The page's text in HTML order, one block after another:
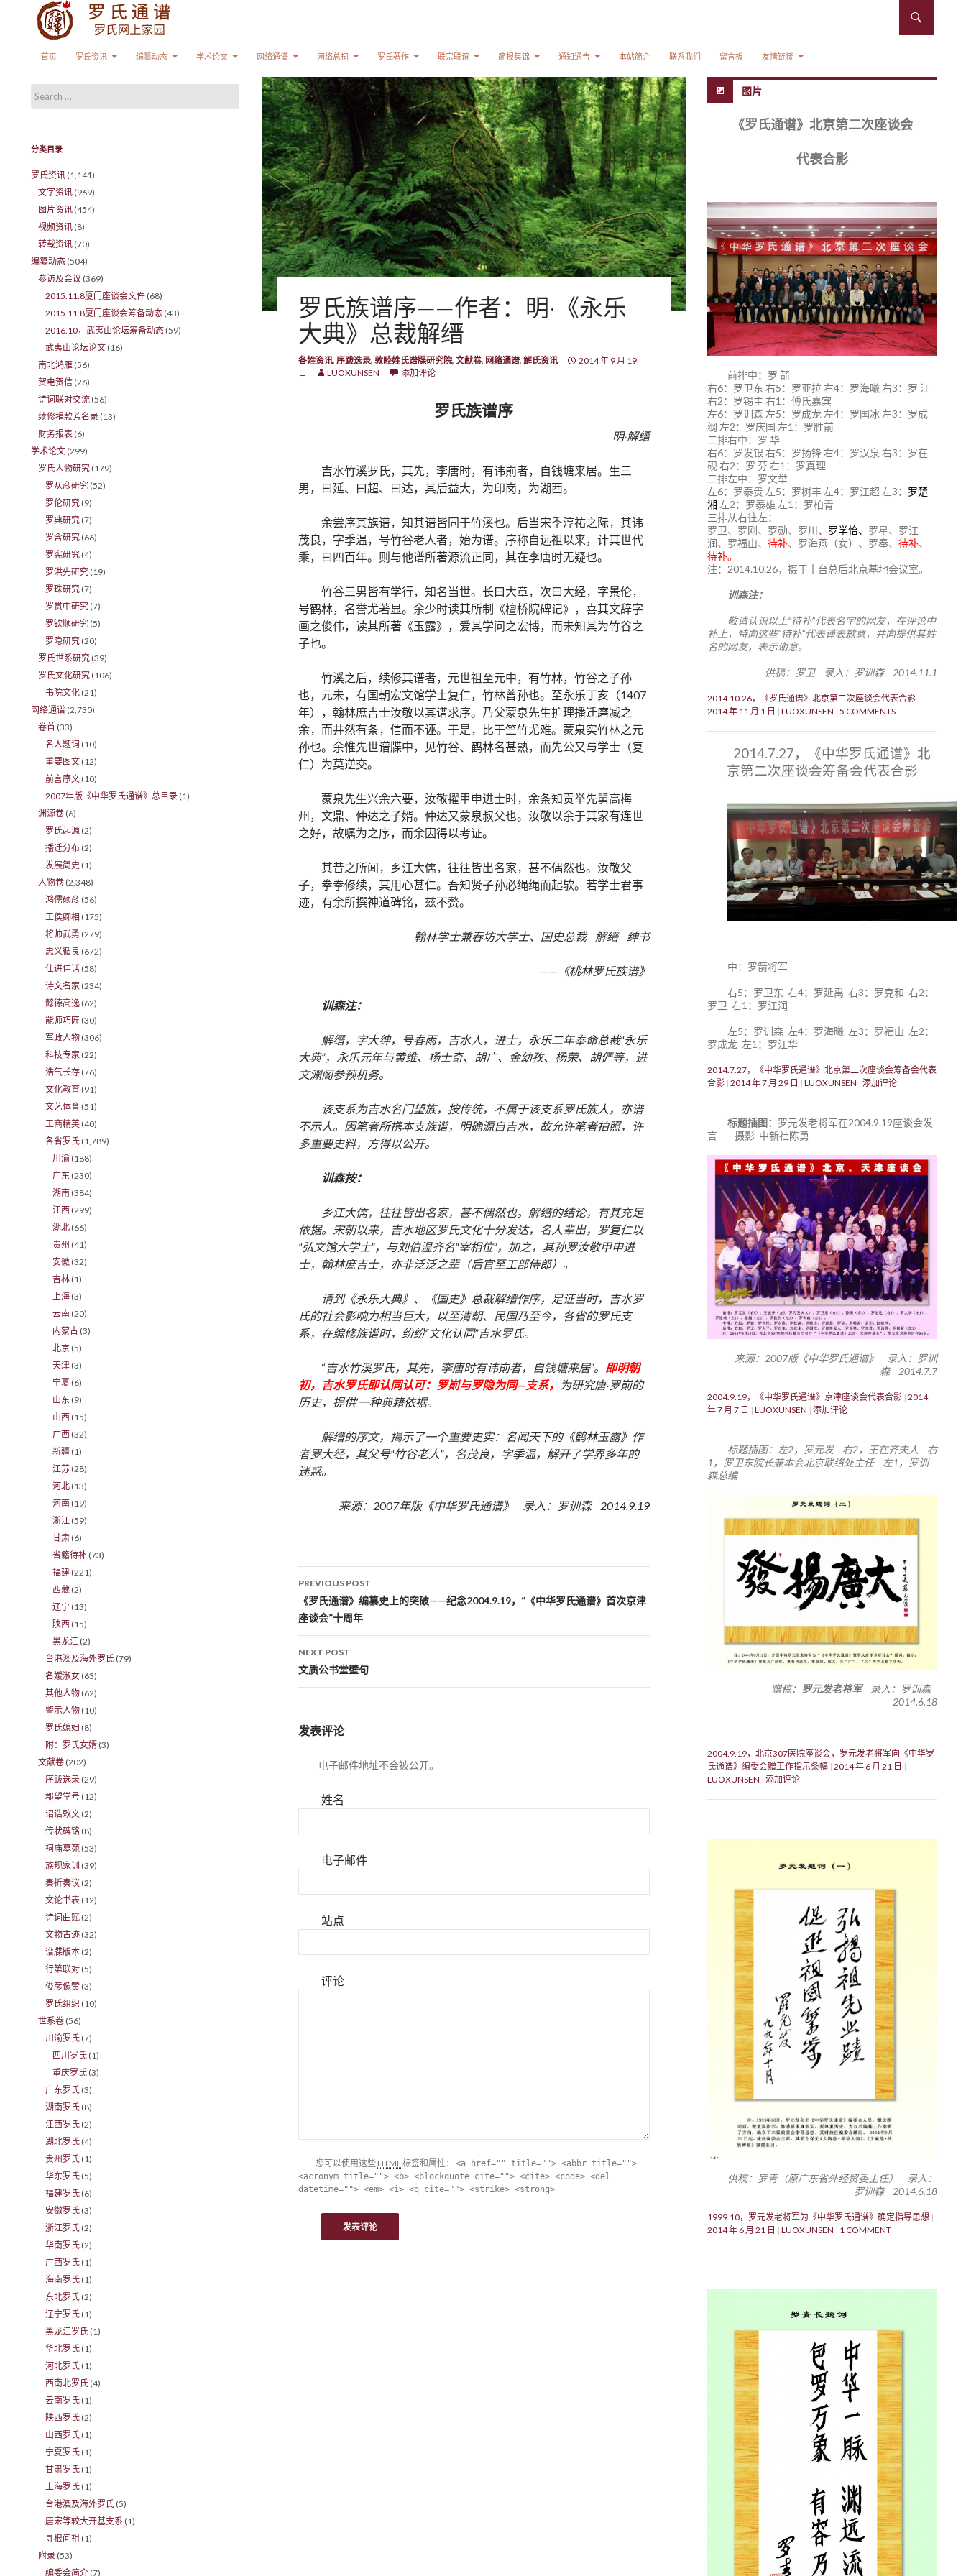
首页
罗氏资讯 编纂动态 学术论文 网络通谱 网络总祠 罗氏著作 联宗联谊 简报集锦 通知通告 本站简介 联系我们 留言板 友情链接
罗氏族谱序——作者：明·《永乐
大典》总裁解缙
各姓资讯, 序跋选录, 敦睦姓氏谱牒研究院, 文献卷, 网络通谱, 解氏资讯
2014 年 9 月 19
日
LUOXUNSEN 添加评论
罗氏族谱序
明·解缙
吉水竹溪罗氏，其先，李唐时，有讳崱者，自钱塘来居。生三
男，曰延、曰超、曰达，其后益大，为印岗，为湖西。
余尝序其族谱，知其谱皆同于竹溪也。后当宋季淳祐之际，其讳
茂良，字季温，号竹谷老人者，始为谱。序称自远祖以来，计其世代
乘，曰四百年。则与他谱所著源流正同，其在李唐时无疑也。
竹谷三男皆有学行，知名当世。长曰大章，次曰大经，字景伦，
号鹤林，名誉尤著显。余少时读其所制《檀桥院碑记》，喜其文辞字
画之俊伟，读其所著《玉露》，爱其学问之宏博，而未知其为竹谷之
子也。
竹溪之后，续修其谱者，元世祖至元中，有竹林，竹谷之子孙
也，元未，有国朝宏文馆学士复仁，竹林曾孙也。至永乐丁亥（1407
年），翰林庶吉士汝敬以其谱求序。乃父蒙泉先生扩理播迁磨减之
余，而井然有条，信而不诬。于是，比于竺竹尤难。蒙泉实竹林之元
孙也。余惟先世谱牒中，见竹谷、鹤林名甚熟，而先公又与学士（复
仁）为莫逆交。
蒙泉先生兴余六要，汝敬擢甲申进士时，余条知贡举先舅高梅
州，文鼎、仲达之子婿。仲达又蒙泉叔父也。汝敬以余于其家有连世
之好，故嘱为之序，而余因得以考证。
其昔之所闻，乡江大儒，往往皆出名家，甚不偶然也。汝敬父
子，拳拳修续，其用心甚仁。吾知贤子孙必绳绳而起欤。若学士君事
迹，有余所撰神道碑铭，兹不赘。
翰林学士兼春坊大学士、国史总裁 解缙 绅书
——《桃林罗氏族谱》
训森注：
解缙，字大绅，号春雨，吉水人，进士，永乐二年奉命总裁“永乐
大典”，永乐元年与黄维、杨士奇、胡广、金幼孜、杨荣、胡俨等，进
文渊阁参预机务。
该支系为吉水名门望族，按传统，不属于该支系罗氏族人，亦谱
不示人。因笔者所携本支族谱，明确源自吉水，故允许笔者拍照，许
多重要史料，方得以公开。
训森按：
乡江大儒，往往皆出名家，甚不偶然也。解缙的结论，有其充足
依据。宋朝以来，吉水地区罗氏文化十分发达，名人辈出，罗复仁以
“弘文馆大学士”，与刘伯温齐名“宰相位”，加之，其孙罗汝敬甲申进
士，翰林庶吉士，亦非泛泛之辈（后官至工部侍郎）。
请到《永乐大典》、《国史》总裁解缙作序，足证当时，吉水罗
氏的社会影响力相当巨大，以至清朝、民国乃至今，各省的罗氏支
系，在编修族谱时，纷纷“文化认同”吉水罗氏。
“吉水竹溪罗氏，其先，李唐时有讳崱者，自钱塘来居”。 即明朝
初，吉水罗氏即认同认可：罗崱与罗隐为同—支系，
为研究唐·罗崱的
历史，提供’一种典籍依据。
解缙的序文，揭示了一个重要史实：名闻天下的《鹤林玉露》作
者罗大经，其父号“竹谷老人”，名茂良，字季温，解开了学界多年的
迷惑。
来源：2007年版《中华罗氏通谱》 录入：罗训森 2014.9.19
Post navigation
PREVIOUS POST
《罗氏通谱》编纂史上的突破——纪念2004.9.19，“《中华罗氏通谱》首次京津
座谈会”十周年
NEXT POST
文质公书堂壁句
发表评论
电子邮件地址不会被公开。
姓名
电子邮件
站点
评论
您可以使用这些 HTML 标签和属性： <a href="" title=""> <abbr title="">
<acronym title=""> <b> <blockquote cite=""> <cite> <code> <del
datetime=""> <em> <i> <q cite=""> <strike> <strong>
图片
《罗氏通谱》北京第二次座谈会
代表合影
前排中：罗 箭
右6：罗卫东 右5：罗亚拉 右4：罗海曦 右3：罗 江
右2：罗锡主 右1：傅氏嘉宾
左6：罗训森 左5：罗成龙 左4：罗国冰 左3：罗成
纲 左2：罗庆国 左1：罗胜前
二排右中：罗 华
右6：罗发银 右5：罗扬锋 右4：罗汉泉 右3：罗在
砚 右2：罗 芬 右1：罗真理
二排左中：罗文举
左6：罗泰贵 左5：罗树丰 左4：罗江超 左3： 罗楚
湘 左2：罗泰雄 左1：罗柏青
三排从右往左：
罗卫、罗刚、罗勋、罗川、 罗学怡、 罗星、罗江
润、罗福山、 待补、罗海燕（女）、罗奉、 待补、
待补。
注：2014.10.26，摄于丰台总后北京基地会议室。
训森注：
敬请认识以上“待补”代表名字的网友，在评论中
补上，特向这些“待补”代表谨表歉意，并向提供其姓
名的网友，表示谢意。
供稿：罗卫 录入：罗训森 2014.11.1
2014.10.26，《罗氏通谱》北京第二次座谈会代表合影
2014 年 11 月 1 日
LUOXUNSEN 5 COMMENTS
2014.7.27，《中华罗氏通谱》北
京第二次座谈会筹备会代表合影
中：罗箭将军
右5：罗卫东 右4：罗延禹 右3：罗克和 右2：
罗卫 右1：罗江润
左5：罗训森 左4：罗海曦 左3：罗福山 左2：
罗成龙 左1：罗江华
2014.7.27，《中华罗氏通谱》北京第二次座谈会筹备会代表
合影 2014 年 7 月 29 日 LUOXUNSEN 添加评论
标题插图： 罗元发老将军在2004.9.19座谈会发
言——摄影 中新社陈勇
来源：2007版《中华罗氏通谱》 录入：罗训
森 2014.7.7
2004.9.19，《中华罗氏通谱》京津座谈会代表合影 2014
年 7 月 7 日
LUOXUNSEN 添加评论
标题插图：左2，罗元发 右2，王在齐夫人 右
1，罗卫东院长兼本会北京联络处主任 左1，罗训
森总编
赠稿： 罗元发老将军录入：罗训森
2014.6.18
2004.9.19，北京307医院座谈会，罗元发老将军向《中华罗
氏通谱》编委会赠工作指示条幅 2014 年 6 月 21 日
LUOXUNSEN 添加评论
供稿：罗青（原广东省外经贸委主任） 录入：
罗训森 2014.6.18
1999.10，罗元发老将军为《中华罗氏通谱》确定指导思想
2014 年 6 月 21 日
LUOXUNSEN 1 COMMENT
Search for:
分类目录
罗氏资讯 (1,141)
文字资讯 (969)
图片资讯 (454)
视频资讯 (8)
转载资讯 (70)
编纂动态 (504)
参访及会议 (369)
2015.11.8厦门座谈会文件 (68)
2015.11.8厦门座谈会筹备动态 (43)
2016.10，武夷山论坛筹备动态 (59)
武夷山论坛论文 (16)
南北鸿雁 (56)
贺电贺信 (26)
诗词联对交流 (56)
续修捐款芳名录 (13)
财务报表 (6)
学术论文 (299)
罗氏人物研究 (179)
罗从彦研究 (52)
罗伦研究 (9)
罗典研究 (7)
罗含研究 (66)
罗宪研究 (4)
罗洪先研究 (19)
罗珠研究 (7)
罗贯中研究 (7)
罗钦顺研究 (5)
罗隐研究 (20)
罗氏世系研究 (39)
罗氏文化研究 (106)
书院文化 (21)
网络通谱 (2,730)
卷首 (33)
名人题词 (10)
重要图文 (12)
前言序文 (10)
2007年版《中华罗氏通谱》总目录 (1)
渊源卷 (6)
罗氏起源 (2)
播迁分布 (2)
发展简史 (1)
人物卷 (2,348)
鸿儒硕彦 (56)
王侯卿相 (175)
将帅武勇 (279)
忠义循良 (672)
仕进佳话 (58)
诗文名家 (234)
懿德高逸 (62)
能师巧匠 (30)
军政人物 (306)
科技专家 (22)
浩气长存 (76)
文化教育 (91)
文艺体育 (51)
工商精英 (40)
各省罗氏 (1,789)
川渝 (188)
广东 (230)
湖南 (384)
江西 (299)
湖北 (66)
贵州 (41)
安徽 (32)
吉林 (1)
上海 (3)
云南 (20)
内蒙古 (3)
北京 (5)
天津 (3)
宁夏 (6)
山东 (9)
山西 (15)
广西 (32)
新疆 (1)
江苏 (28)
河北 (13)
河南 (19)
浙江 (59)
甘肃 (6)
省籍待补 (73)
福建 (221)
西藏 (2)
辽宁 (13)
陕西 (15)
黑龙江 (2)
台港澳及海外罗氏 (79)
名嫒淑女 (63)
其他人物 (62)
警示人物 (10)
罗氏媳妇 (8)
附：罗氏女婿 (3)
文献卷 (202)
序跋选录 (29)
郡望堂号 (12)
诏诰敕文 (2)
传状碑铭 (8)
祠庙墓苑 (53)
族规家训 (39)
奏折奏议 (2)
文论书表 (12)
诗词曲赋 (2)
文物古迹 (32)
谱牒版本 (2)
行第联对 (5)
俊彦像赞 (3)
罗氏组织 (10)
世系卷 (56)
川渝罗氏 (7)
四川罗氏 (1)
重庆罗氏 (3)
广东罗氏 (3)
湖南罗氏 (8)
江西罗氏 (2)
湖北罗氏 (4)
贵州罗氏 (1)
华东罗氏 (5)
福建罗氏 (6)
安徽罗氏 (3)
浙江罗氏 (2)
华南罗氏 (2)
广西罗氏 (1)
海南罗氏 (1)
东北罗氏 (2)
辽宁罗氏 (1)
黑龙江罗氏 (1)
华北罗氏 (1)
河北罗氏 (1)
西南北罗氏 (4)
云南罗氏 (1)
陕西罗氏 (2)
山西罗氏 (1)
宁夏罗氏 (1)
甘肃罗氏 (1)
上海罗氏 (1)
台港澳及海外罗氏 (5)
唐宋等较大开基支系 (1)
寻根问祖 (1)
附录 (53)
编委会简介 (7)